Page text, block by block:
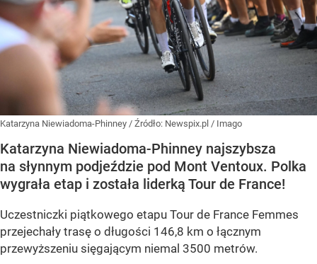
Katarzyna Niewiadoma-Phinney / Źródło: Newspix.pl / Imago
Katarzyna Niewiadoma-Phinney najszybsza
na słynnym podjeździe pod Mont Ventoux. Polka
wygrała etap i została liderką Tour de France!
Uczestniczki piątkowego etapu Tour de France Femmes
przejechały trasę o długości 146,8 km o łącznym
przewyższeniu sięgającym niemal 3500 metrów.